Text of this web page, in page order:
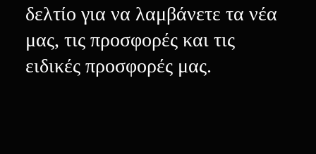
δελτίο για να λαμβάνετε τα νέα
μας, τις προσφορές και τις
ειδικές προσφορές μας.